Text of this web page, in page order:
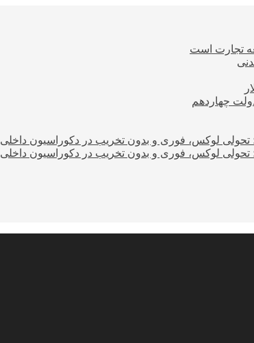
تجارت است
چهاردهم
تحولی لوکس، فوری و بدون تخریب در دکوراسیون داخلی
تحولی لوکس، فوری و بدون تخریب در دکوراسیون داخلی